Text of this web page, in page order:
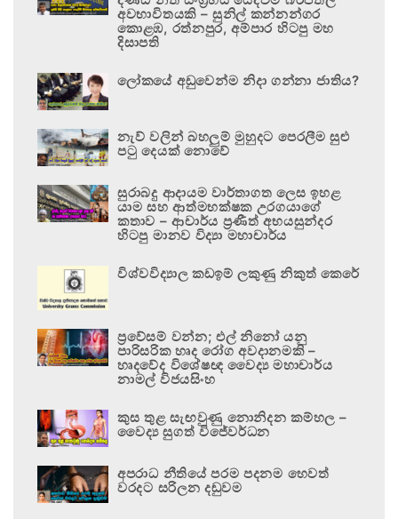
අවභාවිතයකි – සුනිල් කන්නන්ගර
කොළඹ, රත්නපුර, අම්පාර හිටපු මහ
දිසාපති
ලෝකයේ අඩුවෙන්ම නිදා ගන්නා ජාතිය?
නැව් වලින් බහලුම් මුහුදට පෙරලීම සුළු
පටු දෙයක් නොවේ
සුරාබදු ආදායම වාර්තාගත ලෙස ඉහළ
යාම සහ ආත්මභක්ෂක උරගයාගේ
කතාව – ආචාර්ය ප්‍රණීත් අභයසුන්දර
හිටපු මානව විද්‍යා මහාචාර්ය
විශ්වවිද්‍යාල කඩඉම් ලකුණු නිකුත් කෙරේ
ප්‍රවේසම් වන්න; එල් නිනෝ යනු
පාරිසරික හෘද රෝග අවදානමකි –
හෘදවේද විශේෂඥ වෛද්‍ය මහාචාර්ය
නාමල් විජයසිංහ
කුස තුළ සැඟවුණු නොනිදන කම්හල –
වෛද්‍ය සුගත් විජේවර්ධන
අපරාධ නීතියේ පරම පදනම හෙවත්
වරදට සරිලන දඬුවම